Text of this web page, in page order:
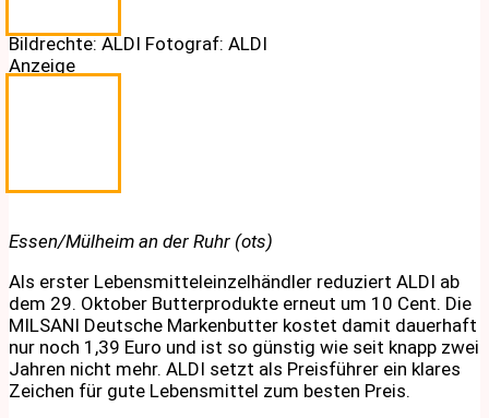
Bildrechte: ALDI Fotograf: ALDI
Anzeige
Essen/Mülheim an der Ruhr (ots)
Als erster Lebensmitteleinzelhändler reduziert ALDI ab
dem 29. Oktober Butterprodukte erneut um 10 Cent. Die
MILSANI Deutsche Markenbutter kostet damit dauerhaft
nur noch 1,39 Euro und ist so günstig wie seit knapp zwei
Jahren nicht mehr. ALDI setzt als Preisführer ein klares
Zeichen für gute Lebensmittel zum besten Preis.